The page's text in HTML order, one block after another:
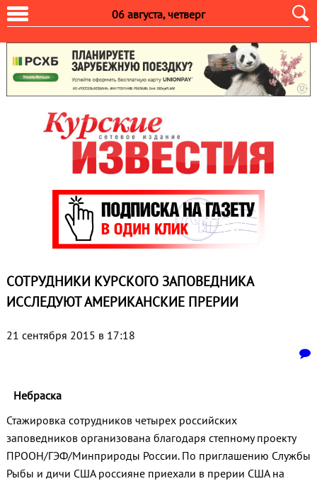
06 августа, четверг
СОТРУДНИКИ КУРСКОГО ЗАПОВЕДНИКА
ИССЛЕДУЮТ АМЕРИКАНСКИЕ ПРЕРИИ
21 сентября 2015 в 17:18
Небраска
Стажировка сотрудников четырех российских
заповедников организована благодаря степному проекту
ПРООН/ГЭФ/Минприроды России. По приглашению Службы
Рыбы и дичи США россияне приехали в прерии США на